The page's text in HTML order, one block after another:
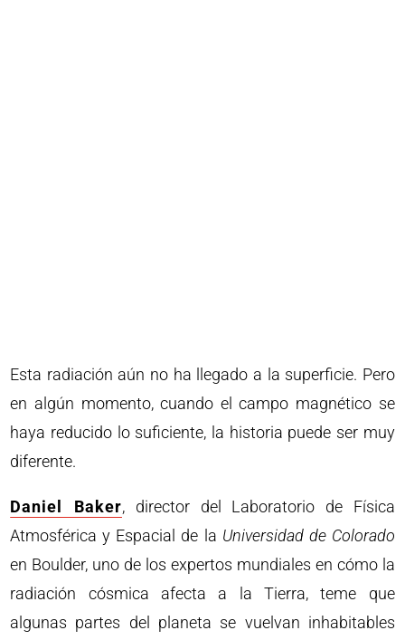
Esta radiación aún no ha llegado a la superficie. Pero
en algún momento, cuando el campo magnético se
haya reducido lo suficiente, la historia puede ser muy
diferente.
Daniel Baker, director del Laboratorio de Física
Atmosférica y Espacial de la Universidad de Colorado
en Boulder, uno de los expertos mundiales en cómo la
radiación cósmica afecta a la Tierra, teme que
algunas partes del planeta se vuelvan inhabitables